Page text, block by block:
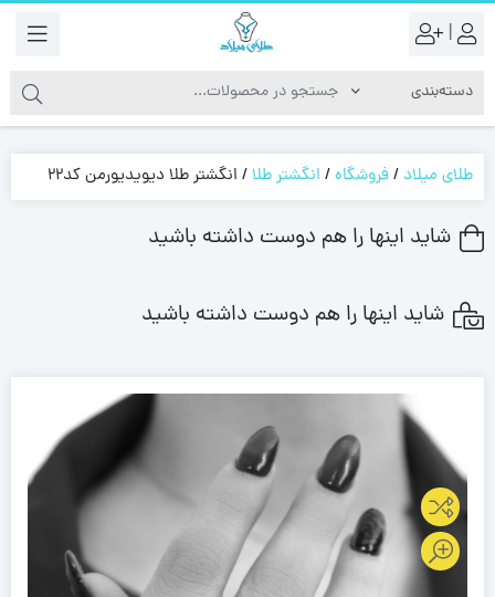
|
طلای میلاد /فروشگاه/ انگشتر طلا/ انگشتر طلا دیویدیورمن کد22
شاید اینها را هم دوست داشته باشید
شاید اینها را هم دوست داشته باشید